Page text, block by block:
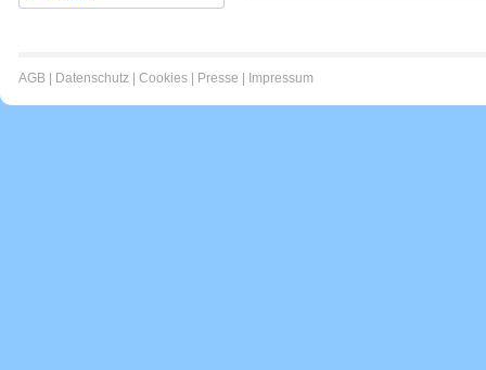
AGB Datenschutz Cookies Presse Impressum